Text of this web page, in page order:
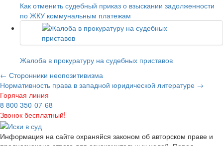
Как отменить судебный приказ о взыскании задолженности
по ЖКУ коммунальным платежам
Жалоба в прокуратуру на судебных приставов
← Сторонники неопозитивизма
Нормативность права в западной юридической литературе →
Горячая линия
8 800 350-07-68
Звонок бесплатный!
Информация на сайте охраняйся законом об авторском праве и